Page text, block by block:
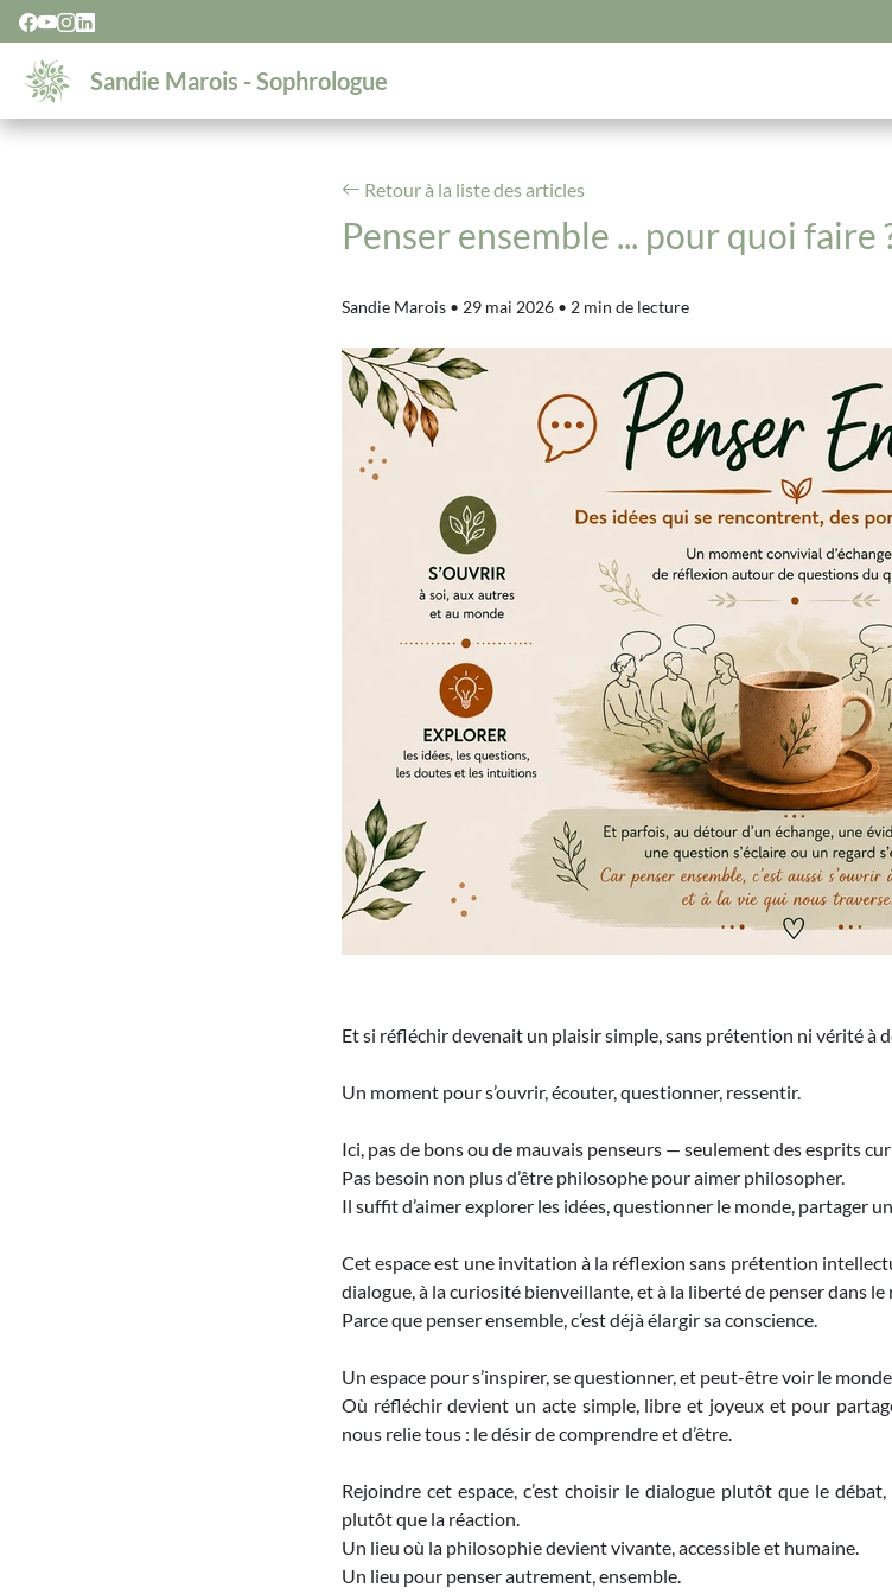
Sandie Marois - Sophrologue
Retour à la liste des articles
Penser ensemble ... pour quoi faire
Sandie Marois • 29 mai 2026 • 2 min de lecture
Et si réfléchir devenait un plaisir simple, sans prétention ni vérité à
Un moment pour s’ouvrir, écouter, questionner, ressentir.
Ici, pas de bons ou de mauvais penseurs — seulement des esprits
Pas besoin non plus d’être philosophe pour aimer philosopher.
Il suffit d’aimer explorer les idées, questionner le monde, partager
Cet espace est une invitation à la réflexion sans prétention
dialogue, à la curiosité bienveillante, et à la liberté de penser dans le
Parce que penser ensemble, c’est déjà élargir sa conscience.
Un espace pour s’inspirer, se questionner, et peut-être voir le
Où réfléchir devient un acte simple, libre et joyeux et pour
nous relie tous : le désir de comprendre et d’être.
Rejoindre cet espace, c’est choisir le dialogue plutôt que le
plutôt que la réaction.
Un lieu où la philosophie devient vivante, accessible et humaine.
Un lieu pour penser autrement, ensemble.